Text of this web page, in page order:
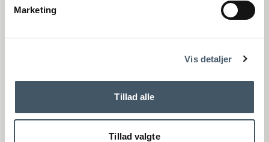
Marketing
Vis detaljer
Tillad alle
Tillad valgte
Monday - Friday: 10:00 AM - 5:30 PM
Phone: +45 75893395 - Press 2 (We speak english)
Phone: +45 75893395 - Press 3 (We speak english)
info@interiorshop.dk